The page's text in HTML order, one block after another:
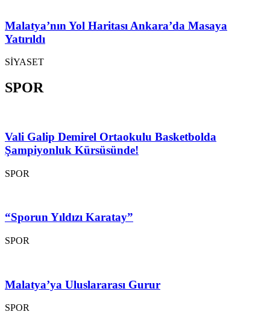
Malatya’nın Yol Haritası Ankara’da Masaya
Yatırıldı
SİYASET
SPOR
Vali Galip Demirel Ortaokulu Basketbolda
Şampiyonluk Kürsüsünde!
SPOR
“Sporun Yıldızı Karatay”
SPOR
Malatya’ya Uluslararası Gurur
SPOR